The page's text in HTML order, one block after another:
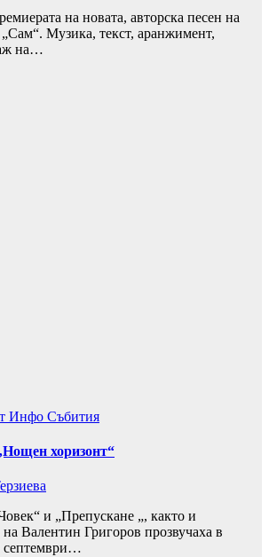
на новата, авторска песен на
Музика, текст, аранжимент,
на…
Инфо Събития
хоризонт“
и „Препускане „, както и
Валентин Григоров прозвучаха в
септември…